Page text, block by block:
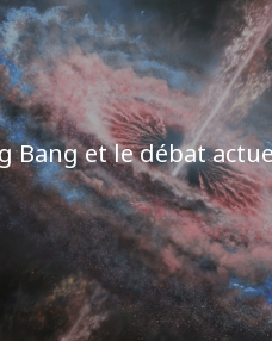
Bang et le débat